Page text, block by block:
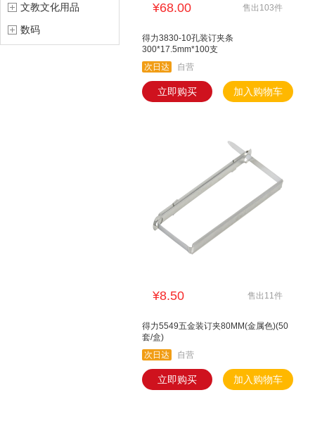
文教文化用品
数码
¥68.00 售出103件
得力3830-10孔装订夹条
300*17.5mm*100支
次日达
自营
立即购买 加入购物车
¥8.50 售出11件
得力5549五金装订夹80MM(金属色)(50
套/盒)
次日达
自营
立即购买 加入购物车